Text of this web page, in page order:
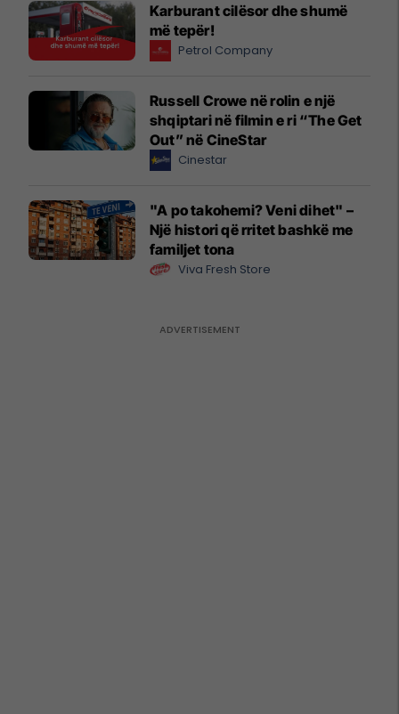
Karburant cilësor dhe shumë
më tepër!
Petrol Company
Russell Crowe në rolin e një
shqiptari në filmin e ri “The Get
Out” në CineStar
Cinestar
"A po takohemi? Veni dihet" –
Një histori që rritet bashkë me
familjet tona
Viva Fresh Store